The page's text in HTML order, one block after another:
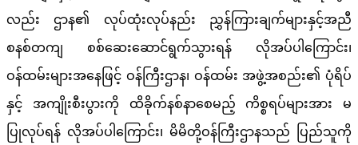
လည်း ဌာန၏ လုပ်ထုံးလုပ်နည်း ညွှန်ကြားချက်များနှင့်အညီ
စနစ်တကျ စစ်ဆေးဆောင်ရွက်သွားရန် လိုအပ်ပါကြောင်း၊
ဝန်ထမ်းများအနေဖြင့် ဝန်ကြီးဌာန၊ ဝန်ထမ်း အဖွဲ့အစည်း၏ ပုံရိပ်
နှင့် အကျိုးစီးပွားကို ထိခိုက်နစ်နာစေမည့် ကိစ္စရပ်များအား မ
ပြုလုပ်ရန် လိုအပ်ပါကြောင်း၊ မိမိတို့ဝန်ကြီးဌာနသည် ပြည်သူကို